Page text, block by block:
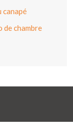
canapé
de chambre